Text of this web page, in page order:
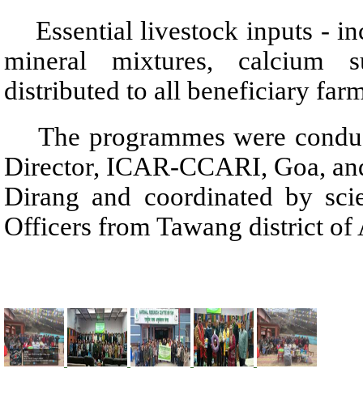
Essential livestock inputs -
mineral mixtures, calcium
distributed to all beneficiary
The programmes were
Director, ICAR-CCARI, Goa,
Dirang and coordinated by
Officers from Tawang district of